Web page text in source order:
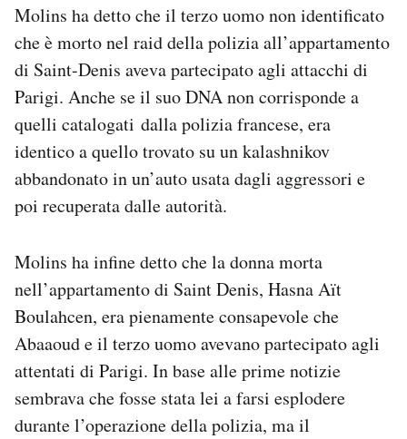
Molins ha detto che il terzo uomo non identificato
che è morto nel raid della polizia all’appartamento
di Saint-Denis aveva partecipato agli attacchi di
Parigi. Anche se il suo DNA non corrisponde a
quelli catalogati dalla polizia francese, era
identico a quello trovato su un kalashnikov
abbandonato in un’auto usata dagli aggressori e
poi recuperata dalle autorità.
Molins ha infine detto che la donna morta
nell’appartamento di Saint Denis, Hasna Aït
Boulahcen, era pienamente consapevole che
Abaaoud e il terzo uomo avevano partecipato agli
attentati di Parigi. In base alle prime notizie
sembrava che fosse stata lei a farsi esplodere
durante l’operazione della polizia, ma il